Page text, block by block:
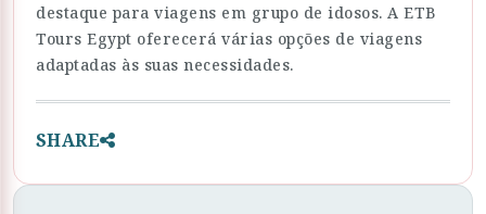
destaque para viagens em grupo de idosos. A ETB
Tours Egypt oferecerá várias opções de viagens
adaptadas às suas necessidades.
SHARE